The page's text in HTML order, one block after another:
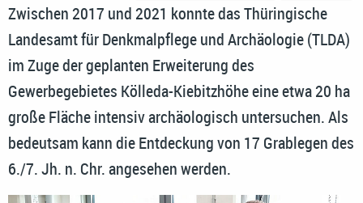
Zwischen 2017 und 2021 konnte das Thüringische
Landesamt für Denkmalpflege und Archäologie (TLDA)
im Zuge der geplanten Erweiterung des
Gewerbegebietes Kölleda-Kiebitzhöhe eine etwa 20 ha
große Fläche intensiv archäologisch untersuchen. Als
bedeutsam kann die Entdeckung von 17 Grablegen des
6./7. Jh. n. Chr. angesehen werden.